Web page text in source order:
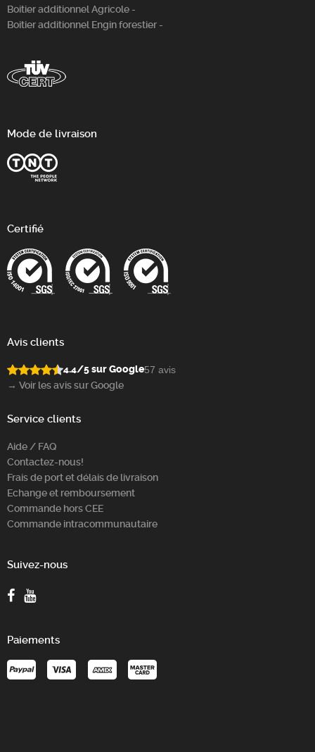
Boitier additionnel Agricole -
Boitier additionnel Engin forestier -
Mode de livraison
Certifié
Avis clients
4.4/5 sur Google57 avis
→ Voir les avis sur Google
Service clients
Aide / FAQ
Contactez-nous!
Frais de port et délais de livraison
Echange et remboursement
Commande hors CEE
Commande intracommunautaire
Suivez-nous
Paiements